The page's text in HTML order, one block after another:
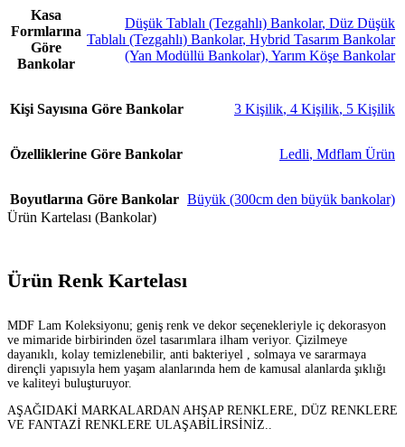
Kasa
Formlarına
Göre
Bankolar
Düşük Tablalı (Tezgahlı) Bankolar, Düz Düşük
Tablalı (Tezgahlı) Bankolar, Hybrid Tasarım Bankolar
(Yan Modüllü Bankolar), Yarım Köşe Bankolar
Kişi Sayısına Göre Bankolar 3 Kişilik, 4 Kişilik, 5 Kişilik
Özelliklerine Göre Bankolar Ledli, Mdflam Ürün
Boyutlarına Göre Bankolar Büyük (300cm den büyük bankolar)
Ürün Kartelası (Bankolar)
Ürün Renk Kartelası
MDF Lam Koleksiyonu; geniş renk ve dekor seçenekleriyle iç dekorasyon
ve mimaride birbirinden özel tasarımlara ilham veriyor. Çizilmeye
dayanıklı, kolay temizlenebilir, anti bakteriyel , solmaya ve sararmaya
dirençli yapısıyla hem yaşam alanlarında hem de kamusal alanlarda şıklığı
ve kaliteyi buluşturuyor.
AŞAĞIDAKİ MARKALARDAN AHŞAP RENKLERE, DÜZ RENKLERE
VE FANTAZİ RENKLERE ULAŞABİLİRSİNİZ..